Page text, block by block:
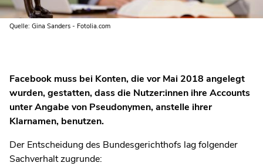
Quelle: Gina Sanders - Fotolia.com
Facebook muss bei Konten, die vor Mai 2018 angelegt
wurden, gestatten, dass die Nutzer:innen ihre Accounts
unter Angabe von Pseudonymen, anstelle ihrer
Klarnamen, benutzen.
Der Entscheidung des Bundesgerichthofs lag folgender
Sachverhalt zugrunde: